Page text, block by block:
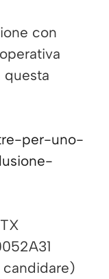
con
questa
per-uno-